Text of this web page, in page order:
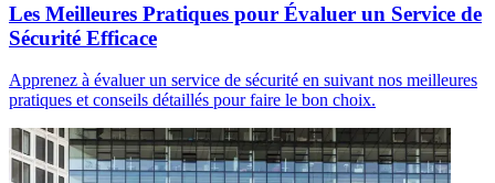
Les Meilleures Pratiques pour Évaluer un Service de
Sécurité Efficace
Apprenez à évaluer un service de sécurité en suivant nos meilleures
pratiques et conseils détaillés pour faire le bon choix.